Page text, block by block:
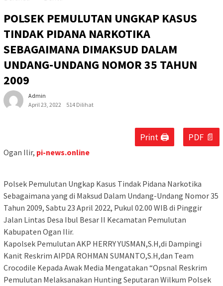
POLSEK PEMULUTAN UNGKAP KASUS
TINDAK PIDANA NARKOTIKA
SEBAGAIMANA DIMAKSUD DALAM
UNDANG-UNDANG NOMOR 35 TAHUN
2009
Admin
April 23, 2022
514 Dilihat
Print 🖨 PDF 📄
Ogan Ilir, pi-news.online
Polsek Pemulutan Ungkap Kasus Tindak Pidana Narkotika
Sebagaimana yang di Maksud Dalam Undang-Undang Nomor 35
Tahun 2009, Sabtu 23 April 2022, Pukul 02.00 WIB di Pinggir
Jalan Lintas Desa Ibul Besar II Kecamatan Pemulutan
Kabupaten Ogan Ilir.
Kapolsek Pemulutan AKP HERRY YUSMAN,S.H,di Dampingi
Kanit Reskrim AIPDA ROHMAN SUMANTO,S.H,dan Team
Crocodile Kepada Awak Media Mengatakan “Opsnal Reskrim
Pemulutan Melaksanakan Hunting Seputaran Wilkum Polsek